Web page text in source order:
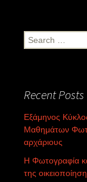
Search
for:
Recent Posts
Εξάμηνος
Μαθημάτων
αρχάριους
Η Φωτογραφία
της